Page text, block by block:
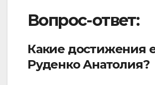
Вопрос-ответ:
Какие достижения
Руденко Анатолия?